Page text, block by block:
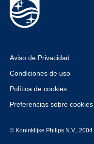
Aviso de Privacidad
Condiciones de uso
Política de cookies
Preferencias sobre cookies
© Koninklijke Philips N.V.,